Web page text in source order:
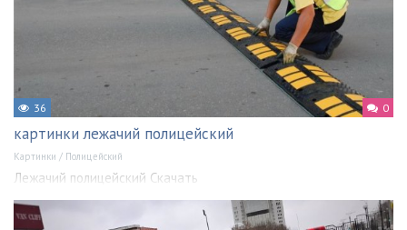
36 0
картинки лежачий полицейский
Картинки / Полицейский
Лежачий полицейский Скачать